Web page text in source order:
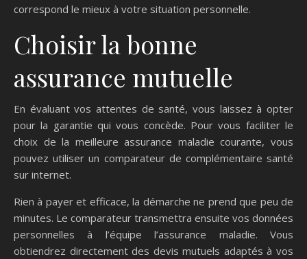
correspond le mieux à votre situation personnelle.
Choisir la bonne
assurance mutuelle
En évaluant vos attentes de santé, vous laissez à opter
pour la garantie qui vous concède. Pour vous faciliter le
choix de la meilleure assurance maladie courante, vous
pouvez utiliser un comparateur de complémentaire santé
sur internet.
Rien à payer et efficace, la démarche ne prend que peu de
minutes. Le comparateur transmettra ensuite vos données
personnelles à l’équipe l’assurance maladie. Vous
obtiendrez directement des devis mutuels adaptés à vos